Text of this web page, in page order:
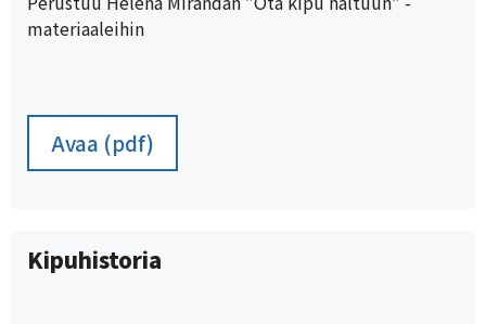
materiaaleihin
Avaa (pdf)
Kipuhistoria